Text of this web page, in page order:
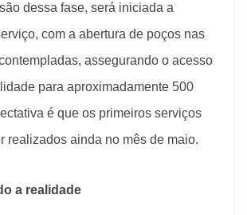
dessa fase, será iniciada a
com a abertura de poços nas
assegurando o acesso
para aproximadamente 500
é que os primeiros serviços
realizados ainda no mês de maio.
a realidade